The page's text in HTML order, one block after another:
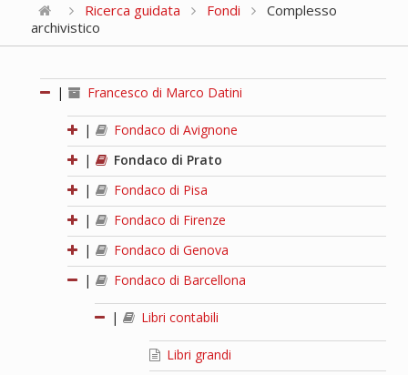
Ricerca guidata Fondi
Complesso
archivistico
| Francesco di Marco Datini
|
Fondaco di Avignone
|
Fondaco di Prato
|
Fondaco di Pisa
|
Fondaco di Firenze
|
Fondaco di Genova
|
Fondaco di Barcellona
| Libri contabili
Libri grandi